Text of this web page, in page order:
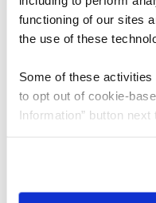
functioning of our sites
the use of these
Some of these activities
to opt out of cookie-
Information” button next
need to be set again.